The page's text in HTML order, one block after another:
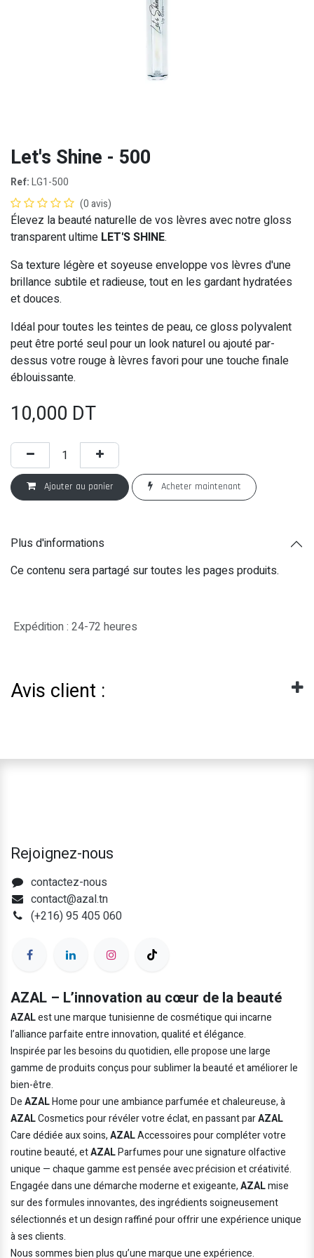
Let's Shine - 500
Ref:LG1-500
(0 avis)
Élevez la beauté naturelle de vos lèvres avec notre gloss
transparent ultime LET'S SHINE.
Sa texture légère et soyeuse enveloppe vos lèvres d'une
brillance subtile et radieuse, tout en les gardant hydratées
et douces.
Idéal pour toutes les teintes de peau, ce gloss polyvalent
peut être porté seul pour un look naturel ou ajouté par-
dessus votre rouge à lèvres favori pour une touche finale
éblouissante.
10,000 DT
Ajouter au panier Acheter maintenant
Plus d'informations
Ce contenu sera partagé sur toutes les pages produits.
Expédition : 24-72 heures
Avis client :
Rejoignez-nous
contactez-nous
contact@azal.tn
(+216) 95 405 060
AZAL – L’innovation au cœur de la beauté
AZALest une marque tunisienne de cosmétique qui incarne
l’alliance parfaite entre innovation, qualité et élégance.
Inspirée par les besoins du quotidien, elle propose une large
gamme de produits conçus pour sublimer la beauté et améliorer le
bien-être.
DeAZALHome pour une ambiance parfumée et chaleureuse, à
AZALCosmetics pour révéler votre éclat, en passant parAZAL
Care dédiée aux soins,AZALAccessoires pour compléter votre
routine beauté, etAZALParfumes pour une signature olfactive
unique — chaque gamme est pensée avec précision et créativité.
Engagée dans une démarche moderne et exigeante,AZALmise
sur des formules innovantes, des ingrédients soigneusement
sélectionnés et un design raffiné pour offrir une expérience unique
à ses clients.
Nous sommes bien plus qu’une marque une expérience.